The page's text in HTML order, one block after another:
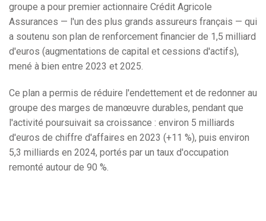
groupe a pour premier actionnaire Crédit Agricole
Assurances — l'un des plus grands assureurs français — qui
a soutenu son plan de renforcement financier de 1,5 milliard
d'euros (augmentations de capital et cessions d'actifs),
mené à bien entre 2023 et 2025.
Ce plan a permis de réduire l'endettement et de redonner au
groupe des marges de manœuvre durables, pendant que
l'activité poursuivait sa croissance : environ 5 milliards
d'euros de chiffre d'affaires en 2023 (+11 %), puis environ
5,3 milliards en 2024, portés par un taux d'occupation
remonté autour de 90 %.